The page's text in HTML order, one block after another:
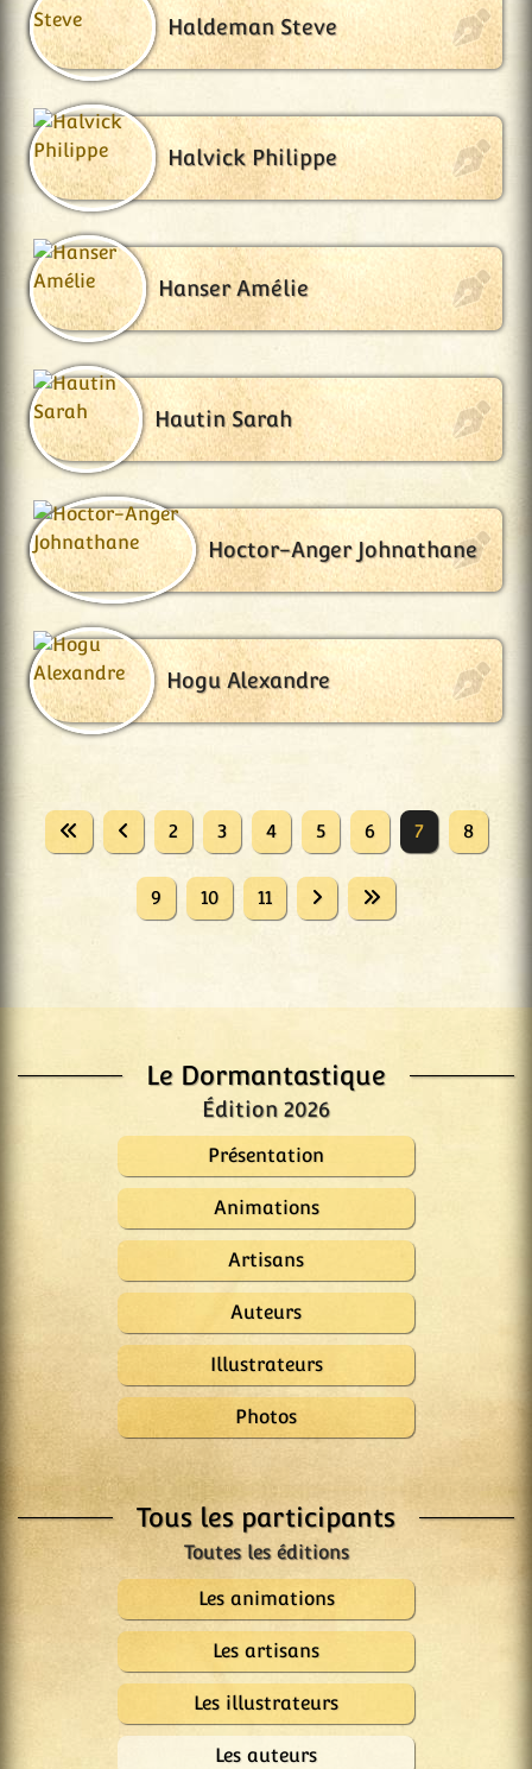
Le Dormantastique
Édition 2026
Présentation
Animations
Artisans
Auteurs
Illustrateurs
Photos
Tous les participants
Les animations
Les artisans
Les illustrateurs
Les auteurs
Haldeman Steve
Halvick Philippe
Hanser Amélie
Hautin Sarah
Hoctor-Anger Johnathane
Hogu Alexandre
2 3 4 5 6 7 8
9 10 11